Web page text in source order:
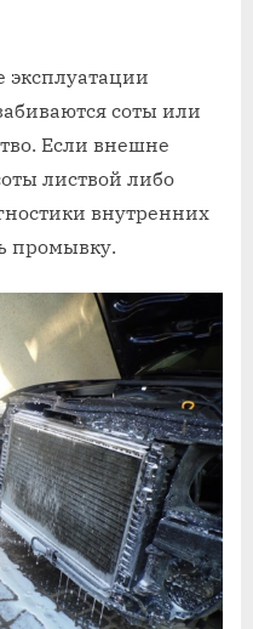
эксплуатации
соты или
Если внешне
листвой либо
внутренних
промывку.